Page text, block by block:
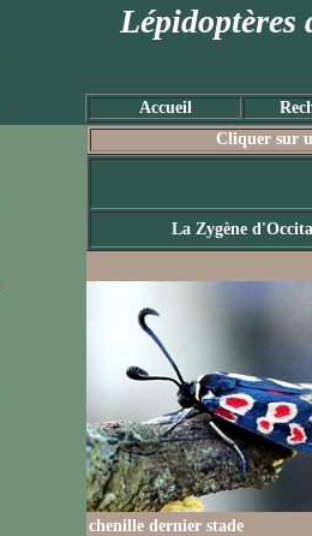
Lépidoptères
Accueil
Cliquer sur
La Zygène
chenille dernier stade